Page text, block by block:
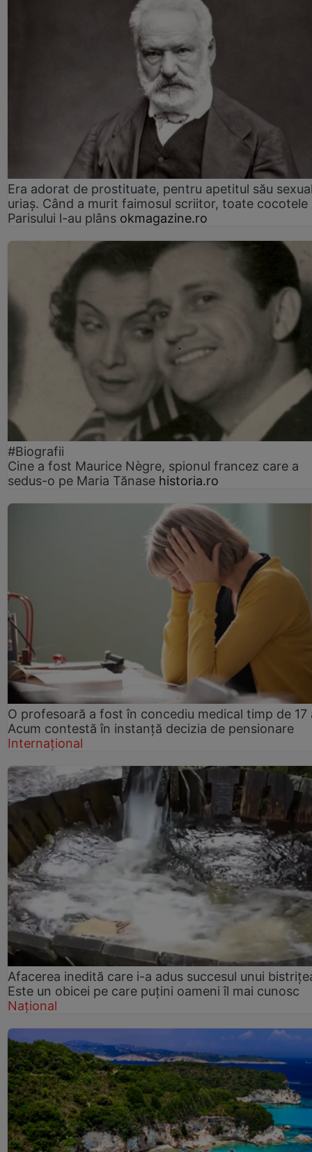
Era adorat de prostituate, pentru apetitul său
uriaș. Când a murit faimosul scriitor, toate cocotele
Parisului l-au plâns okmagazine.ro
#Biografii
Cine a fost Maurice Nègre, spionul francez care a
sedus-o pe Maria Tănase historia.ro
O profesoară a fost în concediu medical timp de 17
Acum contestă în instanță decizia de pensionare
Internațional
Afacerea inedită care i-a adus succesul unui
Este un obicei pe care puțini oameni îl mai cunosc
Național